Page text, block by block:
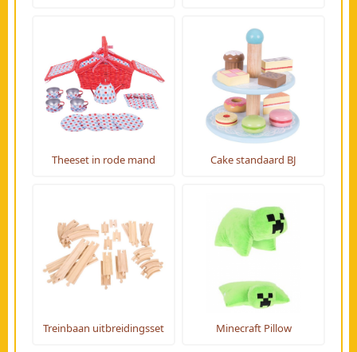
Theeset in rode mand Cake standaard BJ
Treinbaan uitbreidingsset Minecraft Pillow